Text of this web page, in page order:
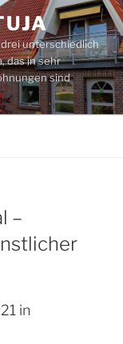
unterschiedlich
das in sehr
sind
–
in